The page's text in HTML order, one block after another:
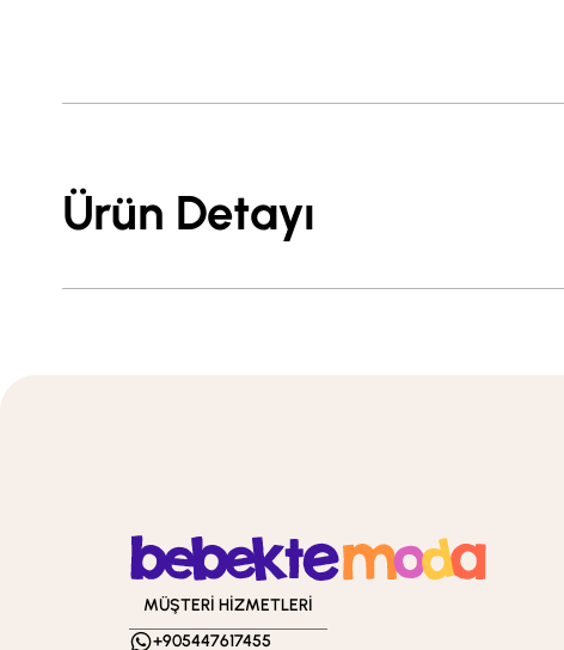
Ürün Detayı
MÜŞTERİ HİZMETLERİ
+905447617455